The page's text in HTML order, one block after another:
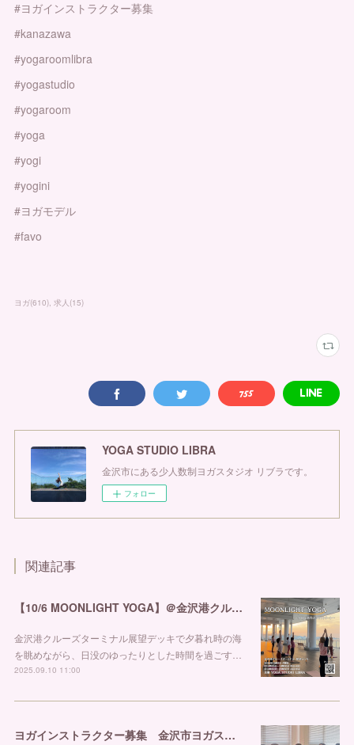
#ヨガインストラクター募集
#kanazawa
#yogaroomlibra
#yogastudio
#yogaroom
#yoga
#yogi
#yogini
#ヨガモデル
#favo
ヨガ(610) 求人 (15)
YOGA STUDIO LIBRA
金沢市にある少人数制ヨガスタジオ リブラです。
フォロー
関連記事
【10/6 MOONLIGHT YOGA】＠金沢港クルーズターミナル
金沢港クルーズターミナル展望デッキで夕暮れ時の海
を眺めながら、日没のゆったりとした時間を過ごす…
2025.09.10 11:00
ヨガインストラクター募集 金沢市ヨガスタジオ リブラ